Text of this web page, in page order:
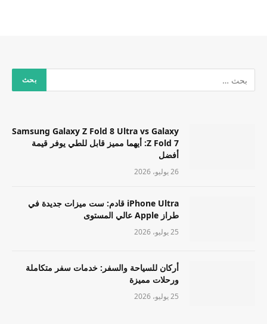
Samsung Galaxy Z Fold 8 Ultra vs Galaxy
Z Fold 7: أيهما مميز قابل للطي يوفر قيمة
أفضل
26 يوليو، 2026
iPhone Ultra قادم: ست ميزات جديدة في
طراز Apple عالي المستوى
25 يوليو، 2026
أركان للسياحة والسفر: خدمات سفر متكاملة
ورحلات مميزة
25 يوليو، 2026